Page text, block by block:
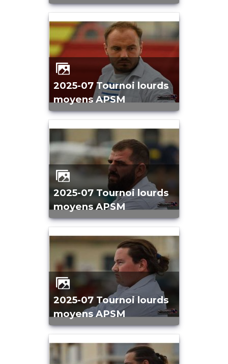
2025-07 Tournoi lourds
moyens APSM
2025-07 Tournoi lourds
moyens APSM
2025-07 Tournoi lourds
moyens APSM